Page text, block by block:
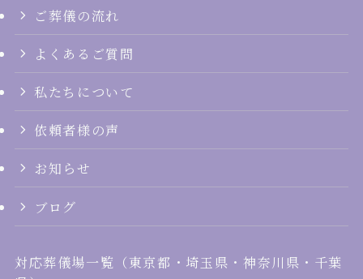
ご葬儀の流れ
よくあるご質問
私たちについて
依頼者様の声
お知らせ
ブログ
対応葬儀場一覧 （東京都 ・ 埼玉県 ・ 神奈川県 ・ 千葉